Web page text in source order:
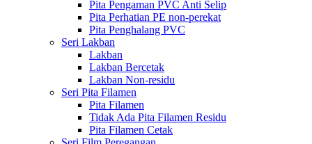
Pita Pengaman PVC Anti Selip
Pita Perhatian PE non-perekat
Pita Penghalang PVC
Seri Lakban
Lakban
Lakban Bercetak
Lakban Non-residu
Seri Pita Filamen
Pita Filamen
Tidak Ada Pita Filamen Residu
Pita Filamen Cetak